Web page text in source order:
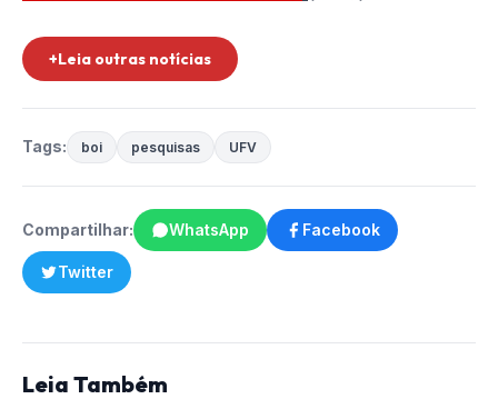
+Leia outras notícias
Tags: boi pesquisas UFV
Compartilhar: WhatsApp Facebook
Twitter
Leia Também